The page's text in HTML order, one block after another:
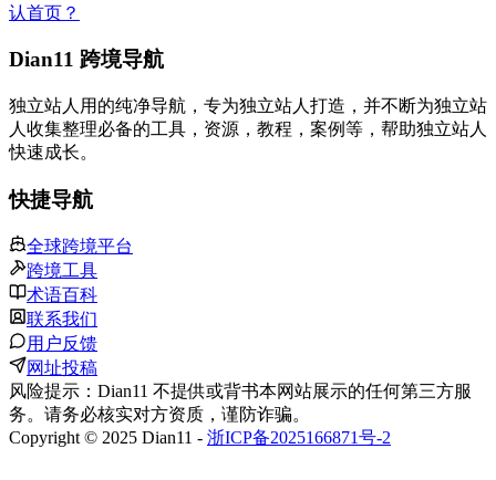
认首页？
Dian11 跨境导航
独立站人用的纯净导航，专为独立站人打造，并不断为独立站
人收集整理必备的工具，资源，教程，案例等，帮助独立站人
快速成长。
快捷导航
全球跨境平台
跨境工具
术语百科
联系我们
用户反馈
网址投稿
风险提示：Dian11 不提供或背书本网站展示的任何第三方服
务。请务必核实对方资质，谨防诈骗。
Copyright © 2025 Dian11 - 浙ICP备2025166871号-2